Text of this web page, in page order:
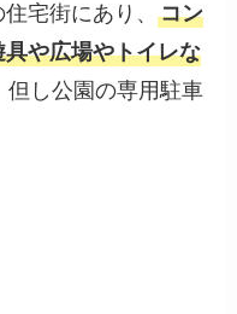
宅街にあり、コン
や広場やトイレな
但し公園の専用駐車